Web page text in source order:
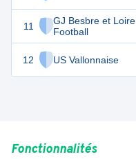
11
GJ Besbre et Loire
Football
12 US Vallonnaise
10
Fonctionnalités